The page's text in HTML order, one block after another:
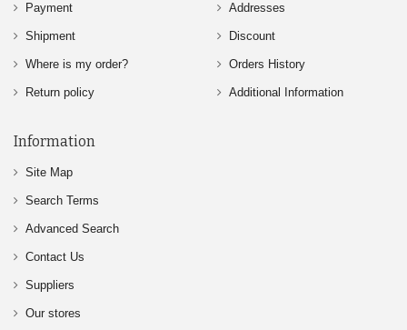
Payment
Shipment
Where is my order?
Return policy
Addresses
Discount
Orders History
Additional Information
Information
Site Map
Search Terms
Advanced Search
Contact Us
Suppliers
Our stores